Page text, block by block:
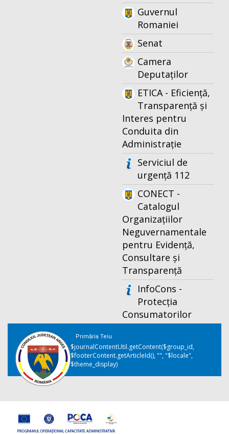
Guvernul
Romaniei
Senat
Camera
Deputaților
ETICA - Eficiență,
Transparență și
Interes pentru
Conduita din
Administrație
Serviciul de
urgență 112
CONECT -
Catalogul
Organizațiilor
Neguvernamentale
pentru Evidență,
Consultare și
Transparență
InfoCons -
Protecția
Consumatorilor
Primăria Teiu
$journalContentUtil.getContent($group_id,
$footerContent.getArticleId(), "", "$locale",
$theme_display)